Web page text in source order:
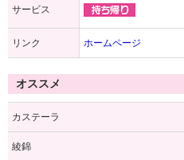
サービス
リンク ホームページ
オススメ
カステーラ
綾錦